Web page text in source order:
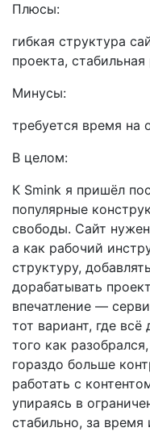
Плюсы:
гибкая структура
проекта, стабильная
Минусы:
требуется время на
В целом:
К Smink я пришёл
популярные
свободы. Сайт
а как рабочий
структуру,
дорабатывать
впечатление —
тот вариант, где
того как
гораздо больше
работать с
упираясь в
стабильно, за время